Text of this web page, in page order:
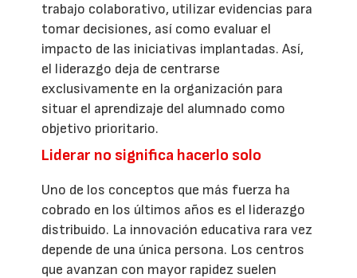
trabajo colaborativo, utilizar evidencias para
tomar decisiones, así como evaluar el
impacto de las iniciativas implantadas. Así,
el liderazgo deja de centrarse
exclusivamente en la organización para
situar el aprendizaje del alumnado como
objetivo prioritario.
Liderar no significa hacerlo solo
Uno de los conceptos que más fuerza ha
cobrado en los últimos años es el liderazgo
distribuido. La innovación educativa rara vez
depende de una única persona. Los centros
que avanzan con mayor rapidez suelen